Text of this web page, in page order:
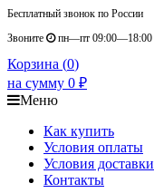
Бесплатный звонок по России
Звоните
пн—пт 09:00—18:00
Корзина (0)
на сумму 0 ₽
Меню
Как купить
Условия оплаты
Условия доставки
Контакты